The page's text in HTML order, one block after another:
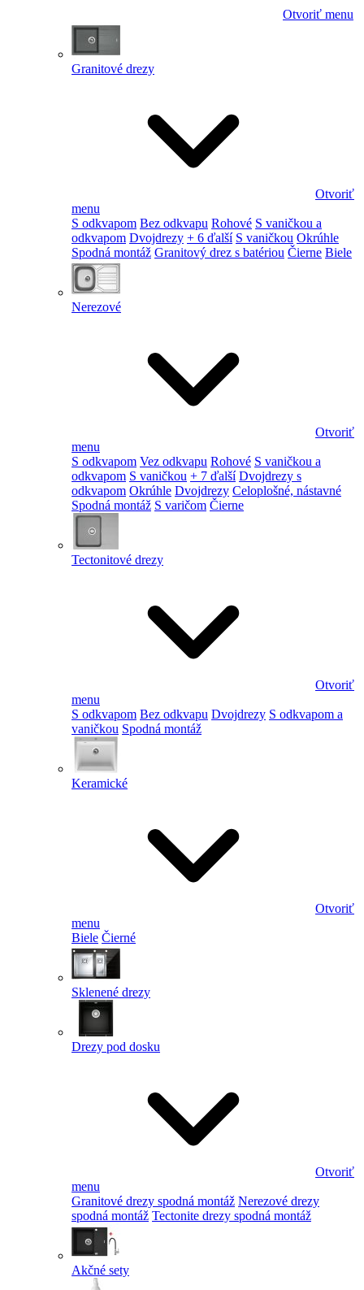
Otvoriť menu
Granitové drezy
Otvoriť
menu
S odkvapom Bez odkvapu Rohové S vaničkou a
odkvapom Dvojdrezy + 6 ďalší S vaničkou Okrúhle
Spodná montáž Granitový drez s batériou Čierne Biele
Nerezové
Otvoriť
menu
S odkvapom Vez odkvapu Rohové S vaničkou a
odkvapom S vaničkou + 7 ďalší Dvojdrezy s
odkvapom Okrúhle Dvojdrezy Celoplošné, nástavné
Spodná montáž S varičom Čierne
Tectonitové drezy
Otvoriť
menu
S odkvapom Bez odkvapu Dvojdrezy S odkvapom a
vaničkou Spodná montáž
Keramické
Otvoriť
menu
Biele Čierné
Sklenené drezy
Drezy pod dosku
Otvoriť
menu
Granitové drezy spodná montáž Nerezové drezy
spodná montáž Tectonite drezy spodná montáž
Akčné sety